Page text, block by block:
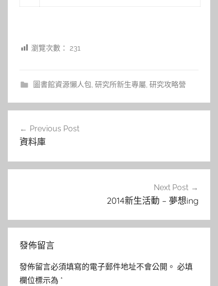
瀏覽次數： 231
圖書館資源懶人包, 研究所新生專屬, 研究攻略營
章
覽
Previous Post
資料庫
Next Post
2014新生活動 – 夢想ing
發佈留言
發佈留言必須填寫的電子郵件地址不會公開。 必填
欄位標示為 *